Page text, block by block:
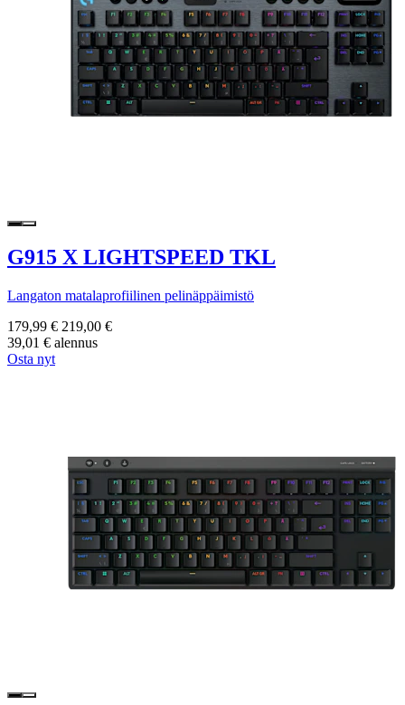
G915 X LIGHTSPEED TKL
Langaton matalaprofiilinen pelinäppäimistö
179,99 € 219,00 €
39,01 € alennus
Osta nyt